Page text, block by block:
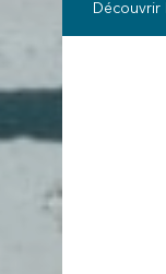
Découvrir